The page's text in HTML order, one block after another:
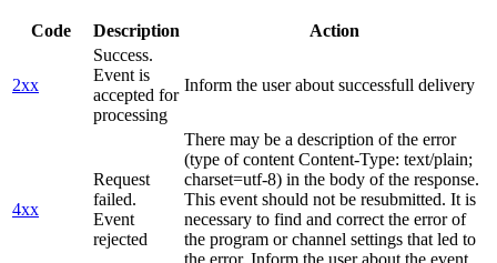
Code Description Action
2xx
Success.
Event is
accepted for
processing
Inform the user about successfull delivery
4xx
Request
failed.
Event
rejected
There may be a description of the error
(type of content Content-Type: text/plain;
charset=utf-8) in the body of the response.
This event should not be resubmitted. It is
necessary to find and correct the error of
the program or channel settings that led to
the error. Inform the user about the event